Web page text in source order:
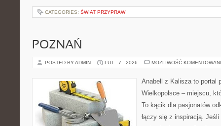
CATEGORIES: ŚWIAT PRZYPRAW
POZNAŃ
POSTED BY ADMIN LUT - 7 - 2026 MOŻLIWOŚĆ
Anabell z Kalisza to portal
Wielkopolsce – miejscu,
To kącik dla pasjonatów
łączy się z inspiracją.